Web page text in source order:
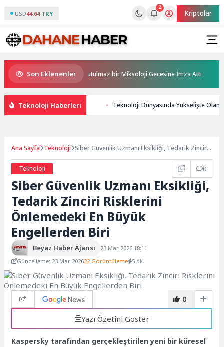
USD44.64 TRY
2
Kriptolar
Son Eklenenler
bar Panda & Sons ile unutulmaz bir Miksoloji Gecesine İmza Attı
Teknoloji Haberleri Teknoloji Dünyasında Yükselişte
Ana Sayfa Teknoloji Siber Güvenlik Uzmanı Eksikliği, Tedarik Zinciri
Teknoloji
0
Siber Güvenlik Uzmanı Eksikliği,
Tedarik Zinciri Risklerini
Önlemedeki En Büyük
Engellerden Biri
Beyaz Haber Ajansı
23 Mar 2026 18:11
Güncelleme: 23 Mar 202622 Görüntüleme 5 dk.
0
Yazı Özetini Göster
Kaspersky tarafından gerçekleştirilen yeni bir küresel